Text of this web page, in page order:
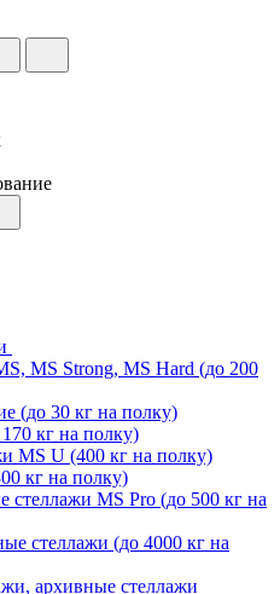
MS Strong, MS Hard (до 200
(до 30 кг на полку)
кг на полку)
MS U (400 кг на полку)
кг на полку)
стеллажи MS Pro (до 500 кг на
стеллажи (до 4000 кг на
архивные стеллажи